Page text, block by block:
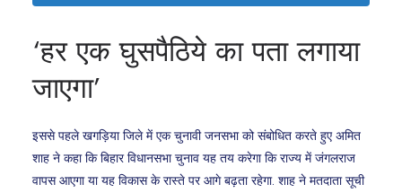
‘हर एक घुसपैठिये का पता लगाया
जाएगा’
इससे पहले खगड़िया जिले में एक चुनावी जनसभा को संबोधित करते हुए अमित
शाह ने कहा कि बिहार विधानसभा चुनाव यह तय करेगा कि राज्य में जंगलराज
वापस आएगा या यह विकास के रास्ते पर आगे बढ़ता रहेगा. शाह ने मतदाता सूची